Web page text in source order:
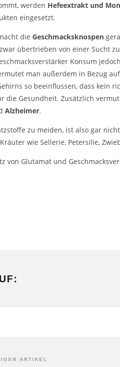
werden Hefeextrakt und
eingesetzt.
die Geschmacksknospen
übertrieben von einer Sucht
Konsum
man außerdem in Bezug auf
so beeinflussen, dass kein
die Gesundheit. Zusätzlich
Alzheimer.
zu meiden, ist also gar
wie Sellerie, Petersilie,
von Glutamat und
ARTIKEL